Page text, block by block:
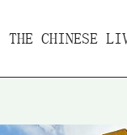
| THE CHINESE LIVES
Filme